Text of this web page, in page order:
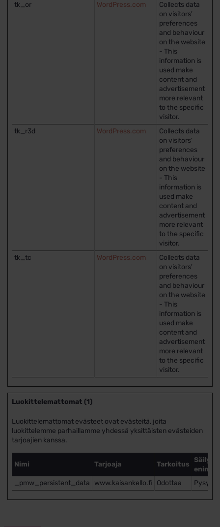
tk_or WordPress.com
Collects data
on visitors'
preferences
and behaviour
on the website
- This
information is
used make
content and
advertisement
more relevant
to the specific
visitor.
tk_r3d WordPress.com
Collects data
on visitors'
preferences
and behaviour
on the website
- This
information is
used make
content and
advertisement
more relevant
to the specific
visitor.
tk_tc WordPress.com
Collects data
on visitors'
preferences
and behaviour
on the website
- This
information is
used make
content and
advertisement
more relevant
to the specific
visitor.
Luokittelemattomat (1)
Luokittelemattomat evästeet ovat evästeitä, joita
luokittelemme parhaillamme yhdessä yksittäisten evästeiden
tarjoajien kanssa.
Nimi Tarjoaja Tarkoitus
_pmw_persistent_data
www.kaisankello.fi Odottaa Pysyvä